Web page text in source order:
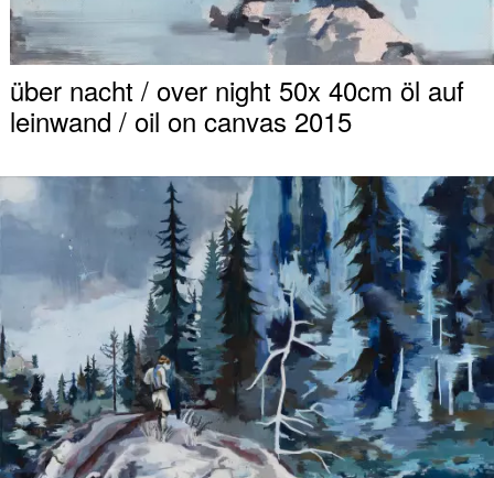
über nacht / over night 50x 40cm öl auf
leinwand / oil on canvas 2015